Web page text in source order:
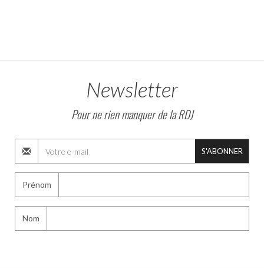
Newsletter
Pour ne rien manquer de la RDJ
S'ABONNER
Prénom
Nom